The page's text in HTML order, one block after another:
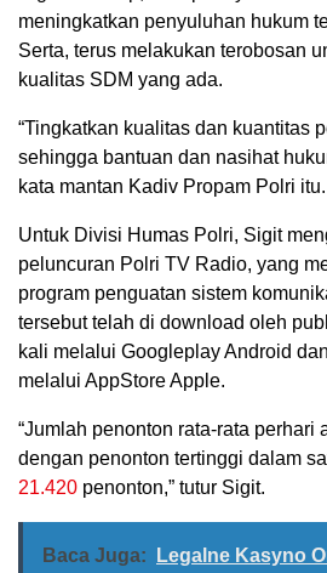
meningkatkan penyuluhan hukum
Serta, terus melakukan terobosan
kualitas SDM yang ada.
“Tingkatkan kualitas dan kuantitas
sehingga bantuan dan nasihat
kata mantan Kadiv Propam Polri itu.
Untuk Divisi Humas Polri, Sigit
peluncuran Polri TV Radio, yang
program penguatan sistem
tersebut telah di download oleh
kali melalui Googleplay Android
melalui AppStore Apple.
“Jumlah penonton rata-rata perhari
dengan penonton tertinggi dalam
21.420 penonton,” tutur Sigit.
Baca Juga:
Legalne Kasyno